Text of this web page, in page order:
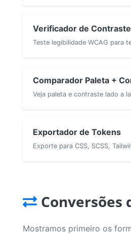
Verificador de Contraste
Teste legibilidade WCAG para
Comparador Paleta +
Veja paleta e contraste lado a
Exportador de Tokens
Exporte para CSS, SCSS,
Conversões
Mostramos primeiro os